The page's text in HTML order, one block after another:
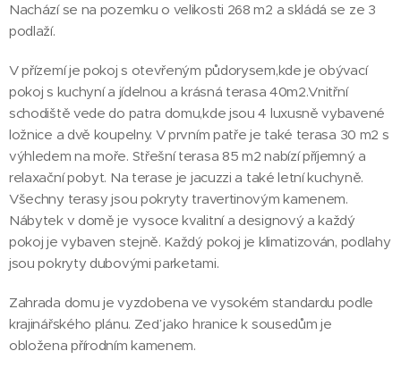
Nachází se na pozemku o velikosti 268 m2 a skládá se ze 3
podlaží.
V přízemí je pokoj s otevřeným půdorysem,kde je obývací
pokoj s kuchyní a jídelnou a krásná terasa 40m2.Vnitřní
schodiště vede do patra domu,kde jsou 4 luxusně vybavené
ložnice a dvě koupelny. V prvním patře je také terasa 30 m2 s
výhledem na moře. Střešní terasa 85 m2 nabízí příjemný a
relaxační pobyt. Na terase je jacuzzi a také letní kuchyně.
Všechny terasy jsou pokryty travertinovým kamenem.
Nábytek v domě je vysoce kvalitní a designový a každý
pokoj je vybaven stejně. Každý pokoj je klimatizován, podlahy
jsou pokryty dubovými parketami.
Zahrada domu je vyzdobena ve vysokém standardu podle
krajinářského plánu. Zeď jako hranice k sousedům je
obložena přírodním kamenem.